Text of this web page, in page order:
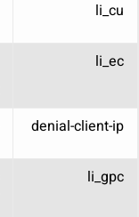
li_cu
li_ec
denial-client-ip
li_gpc